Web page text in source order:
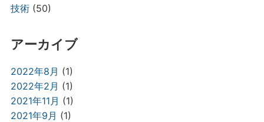
技術(50)
アーカイブ
2022年8月 (1)
2022年2月 (1)
2021年11月 (1)
2021年9月 (1)